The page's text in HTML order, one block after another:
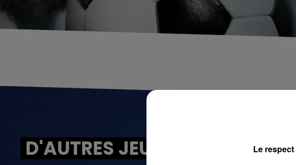
D'AUTRES JEUX Le